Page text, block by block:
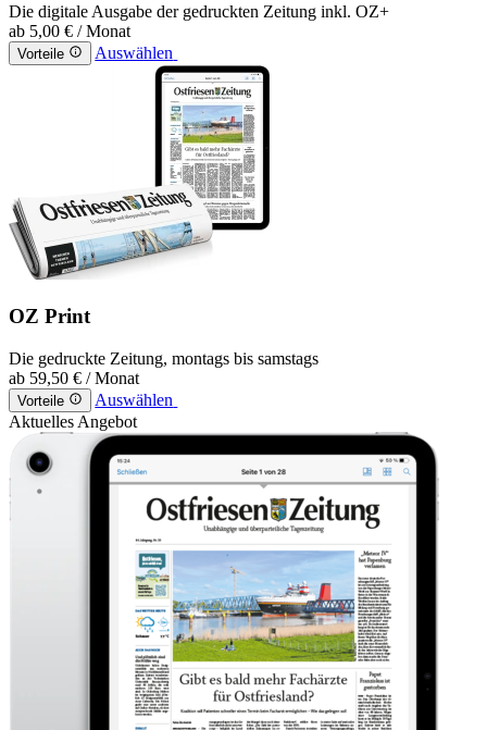
Die digitale Ausgabe der gedruckten Zeitung inkl. OZ+
ab 5,00 € / Monat
Vorteile Auswählen
OZ Print
Die gedruckte Zeitung, montags bis samstags
ab 59,50 € / Monat
Vorteile
Auswählen
Aktuelles Angebot